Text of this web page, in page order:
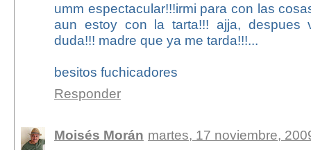
umm espectacular!!!irmi para con las
aun estoy con la tarta!!! ajja, despues
duda!!! madre que ya me tarda!!!...
besitos fuchicadores
Responder
Moisés Morán martes, 17 noviembre,